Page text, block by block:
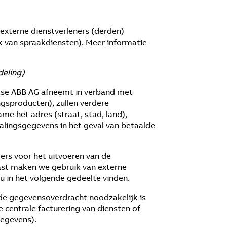
dienstverleners (derden)
spraakdiensten). Meer informatie
ABB AG afneemt in verband met
zullen verdere
het adres (straat, stad, land),
in het geval van betaalde
voor het uitvoeren van de
maken we gebruik van externe
in het volgende gedeelte vinden.
gegevensoverdracht noodzakelijk is
centrale facturering van diensten of